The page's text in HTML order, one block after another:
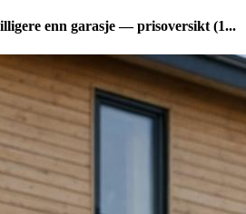
enn garasje — prisoversikt (1...